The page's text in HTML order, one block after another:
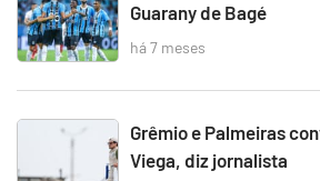
Guarany de Bagé
há 7 meses
Grêmio e Palmeiras
Viega, diz jornalista